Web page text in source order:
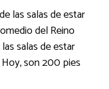
las salas de estar
del Reino
salas de estar
son 200 pies